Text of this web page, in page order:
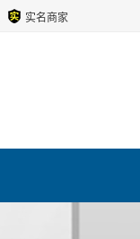
实名商家